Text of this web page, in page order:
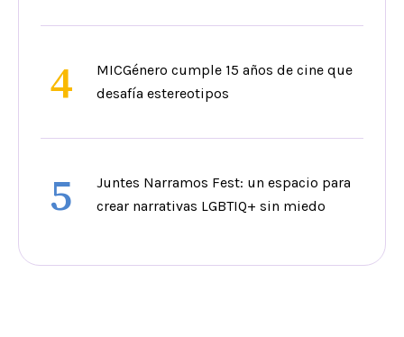
4
MICGénero cumple 15 años de cine que
desafía estereotipos
5
Juntes Narramos Fest: un espacio para
crear narrativas LGBTIQ+ sin miedo